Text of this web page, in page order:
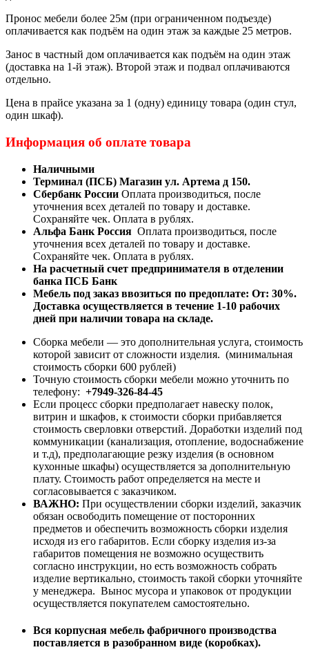
Пронос мебели более 25м (при ограниченном подъезде)
оплачивается как подъём на один этаж за каждые 25 метров.
Занос в частный дом оплачивается как подъём на один этаж
(доставка на 1-й этаж). Второй этаж и подвал оплачиваются
отдельно.
Цена в прайсе указана за 1 (одну) единицу товара (один стул,
один шкаф).
Информация об оплате товара
Наличными
Терминал (ПСБ) Магазин ул. Артема д 150.
Сбербанк России Оплата производиться, после
уточнения всех деталей по товару и доставке.
Сохраняйте чек. Оплата в рублях.
Альфа Банк Россия Оплата производиться, после
уточнения всех деталей по товару и доставке.
Сохраняйте чек. Оплата в рублях.
На расчетный счет предпринимателя в отделении
банка ПСБ Банк
Мебель под заказ ввозиться по предоплате: От: 30%.
Доставка осуществляется в течение 1-10 рабочих
дней при наличии товара на складе.
Сборка мебели — это дополнительная услуга, стоимость
которой зависит от сложности изделия. (минимальная
стоимость сборки 600 рублей)
Точную стоимость сборки мебели можно уточнить по
телефону: +7949-326-84-45
Если процесс сборки предполагает навеску полок,
витрин и шкафов, к стоимости сборки прибавляется
стоимость сверловки отверстий. Доработки изделий под
коммуникации (канализация, отопление, водоснабжение
и т.д), предполагающие резку изделия (в основном
кухонные шкафы) осуществляется за дополнительную
плату. Стоимость работ определяется на месте и
согласовывается с заказчиком.
ВАЖНО: При осуществлении сборки изделий, заказчик
обязан освободить помещение от посторонних
предметов и обеспечить возможность сборки изделия
исходя из его габаритов. Если сборку изделия из-за
габаритов помещения не возможно осуществить
согласно инструкции, но есть возможность собрать
изделие вертикально, стоимость такой сборки уточняйте
у менеджера. Вынос мусора и упаковок от продукции
осуществляется покупателем самостоятельно.
Вся корпусная мебель фабричного производства
поставляется в разобранном виде (коробках).